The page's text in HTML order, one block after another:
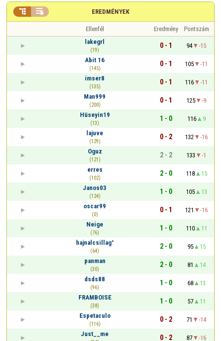
EREDMÉNYEK
 
Ellenfél Eredmény
Pontszám
lakegrl
(19)
0 - 1 94
-15
Abit 16
(145)
0 - 1 105
-11
imser8
(135)
0 - 1 116
-11
Man999
(200)
0 - 1 125
-9
Hüseyin19
(13)
1 - 0 116
9
lajuve
(129)
0 - 2 132
-16
Oguz
(121)
2 - 2 133
-1
erres
(102)
2 - 0 118
15
Janos03
(124)
1 - 0 105
13
oscar99
(0)
0 - 1 121
-16
Neige
(76)
1 - 0 110
11
hajnalcsillag°
(64)
2 - 0 95
15
panman
(30)
2 - 0 81
14
dsds88
(96)
1 - 0 68
13
FRAMBOISE
(38)
1 - 0 57
11
Espetaculo
(116)
0 - 2 71
-14
Just__me
0 - 2 87 -16